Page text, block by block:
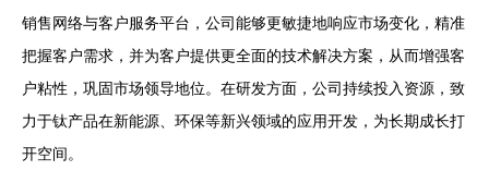
销售网络与客户服务平台，公司能够更敏捷地响应市场变化，精准
把握客户需求，并为客户提供更全面的技术解决方案，从而增强客
户粘性，巩固市场领导地位。在研发方面，公司持续投入资源，致
力于钛产品在新能源、环保等新兴领域的应用开发，为长期成长打
开空间。